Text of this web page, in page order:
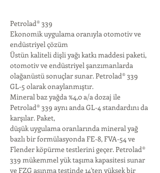
Petrolad® 339
Ekonomik uygulama oranıyla otomotiv ve
endüstriyel çözüm
Üstün kaliteli dişli yağı katkı maddesi paketi,
otomotiv ve endüstriyel şanzımanlarda
olağanüstü sonuçlar sunar. Petrolad® 339
GL-5 olarak onaylanmıştır.
Mineral baz yağda %4,0 a/a dozaj ile
Petrolad® 339 aynı anda GL-4 standardını da
karşılar. Paket,
düşük uygulama oranlarında mineral yağ
bazlı bir formülasyonda FE-8, FVA-54 ve
Flender köpürme testlerini geçer. Petrolad®
339 mükemmel yük taşıma kapasitesi sunar
ve FZG aşınma testinde 14'ten yüksek bir